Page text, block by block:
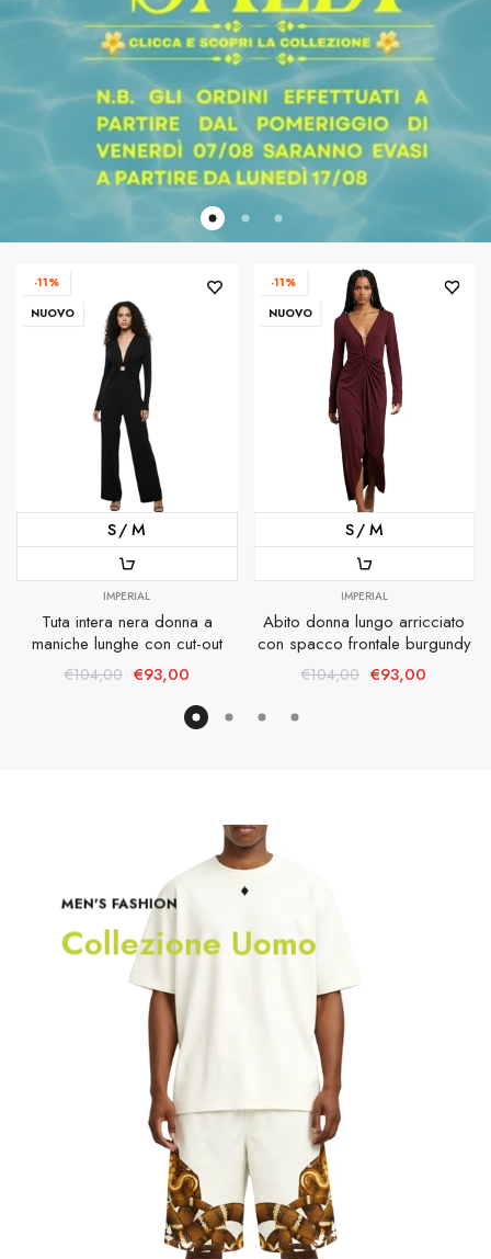
-11%
NUOVO
S M
IMPERIAL
Tuta intera nera donna a
maniche lunghe con cut-out
€104,00 €93,00
-11%
NUOVO
S M
IMPERIAL
Abito donna lungo arricciato
con spacco frontale burgundy
€104,00 €93,00
MEN'S FASHION
Collezione Uomo